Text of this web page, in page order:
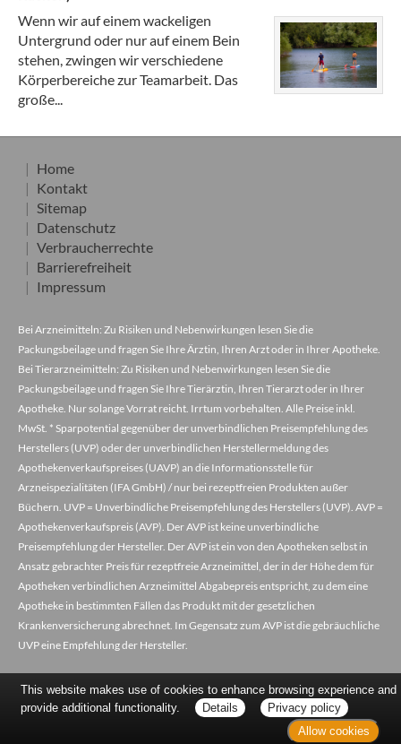
Wenn wir auf einem wackeligen
Untergrund oder nur auf einem Bein
stehen, zwingen wir verschiedene
Körperbereiche zur Teamarbeit. Das
große...
Home
Kontakt
Sitemap
Datenschutz
Verbraucherrechte
Barrierefreiheit
Impressum
Bei Arzneimitteln: Zu Risiken und Nebenwirkungen lesen Sie die
Packungsbeilage und fragen Sie Ihre Ärztin, Ihren Arzt oder in Ihrer Apotheke.
Bei Tierarzneimitteln: Zu Risiken und Nebenwirkungen lesen Sie die
Packungsbeilage und fragen Sie Ihre Tierärztin, Ihren Tierarzt oder in Ihrer
Apotheke. Nur solange Vorrat reicht. Irrtum vorbehalten. Alle Preise inkl.
MwSt. * Sparpotential gegenüber der unverbindlichen Preisempfehlung des
Herstellers (UVP) oder der unverbindlichen Herstellermeldung des
Apothekenverkaufspreises (UAVP) an die Informationsstelle für
Arzneispezialitäten (IFA GmbH) / nur bei rezeptfreien Produkten außer
Büchern. UVP = Unverbindliche Preisempfehlung des Herstellers (UVP). AVP =
Apothekenverkaufspreis (AVP). Der AVP ist keine unverbindliche
Preisempfehlung der Hersteller. Der AVP ist ein von den Apotheken selbst in
Ansatz gebrachter Preis für rezeptfreie Arzneimittel, der in der Höhe dem für
Apotheken verbindlichen Arzneimittel Abgabepreis entspricht, zu dem eine
Apotheke in bestimmten Fällen das Produkt mit der gesetzlichen
Krankenversicherung abrechnet. Im Gegensatz zum AVP ist die gebräuchliche
UVP eine Empfehlung der Hersteller.
This website makes use of cookies to enhance browsing experience and
provide additional functionality.
Details
Privacy policy
Allow cookies